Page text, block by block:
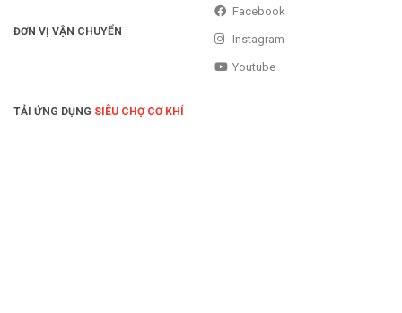
ĐƠN VỊ VẬN CHUYỂN
Facebook
Instagram
Youtube
TẢI ỨNG DỤNG SIÊU CHỢ CƠ KHÍ